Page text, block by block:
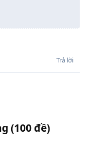
Trả lời
(100 đề)